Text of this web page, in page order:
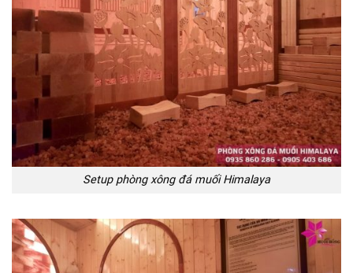
Setup phòng xông đá muối Himalaya